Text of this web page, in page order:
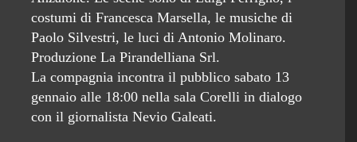
costumi di Francesca Marsella, le musiche di
Paolo Silvestri, le luci di Antonio Molinaro.
Produzione La Pirandelliana Srl.
La compagnia incontra il pubblico sabato 13
gennaio alle 18:00 nella sala Corelli in dialogo
con il giornalista Nevio Galeati.